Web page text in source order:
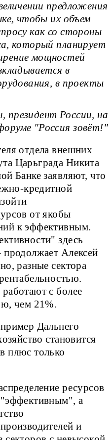
предложения
чтобы их объем
как со стороны
который планирует
мощностей
в
в проекты
России, на
"Россия зовёт!"
отдела внешних
Царьграда Никита
Банке заявляют, что
кредитной
от якобы
к эффективным.
здесь
Алексей
разные сектора
с более
чем 21%.
Дальнего
становится
плюс только
ресурсов
а
и